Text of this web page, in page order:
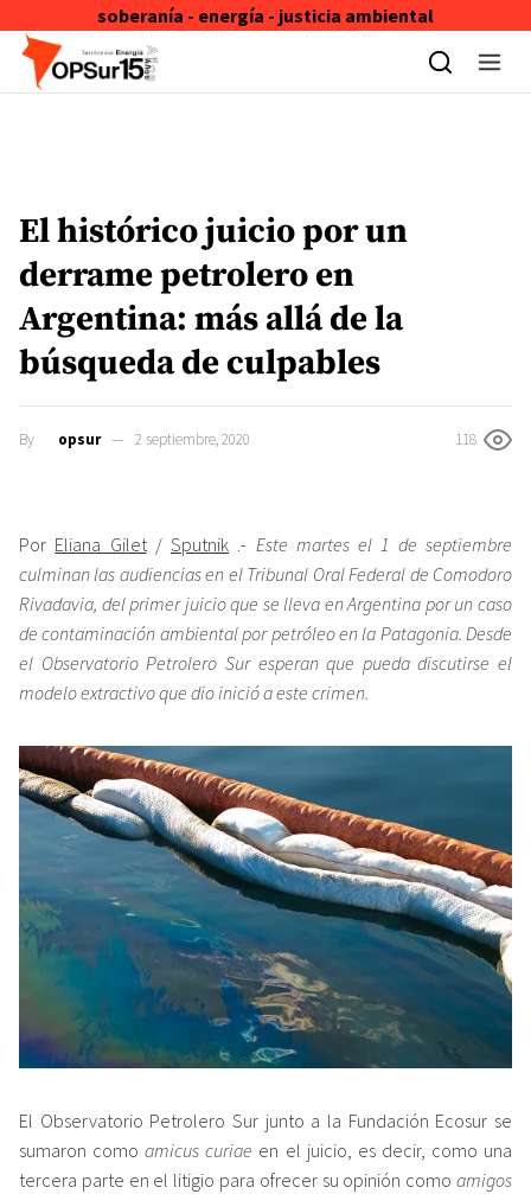
soberanía - energía - justicia ambiental
Skip to content
El histórico juicio por un
derrame petrolero en
Argentina: más allá de la
búsqueda de culpables
By opsur 2 septiembre, 2020 118
Por Eliana Gilet/Sputnik .- Este martes el 1 de septiembre
culminan las audiencias en el Tribunal Oral Federal de Comodoro
Rivadavia, del primer juicio que se lleva en Argentina por un caso
de contaminación ambiental por petróleo en la Patagonia. Desde
el Observatorio Petrolero Sur esperan que pueda discutirse el
modelo extractivo que dio inició a este crimen.
El Observatorio Petrolero Sur junto a la Fundación Ecosur se
sumaron comoamicus curiae en el juicio, es decir, como una
tercera parte en el litigio para ofrecer su opinión como amigos